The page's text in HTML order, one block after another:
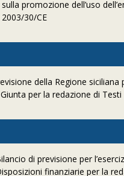
promozione dell’uso
30/CE
della Regione
per la redazione di
di previsione per
finanziarie per la